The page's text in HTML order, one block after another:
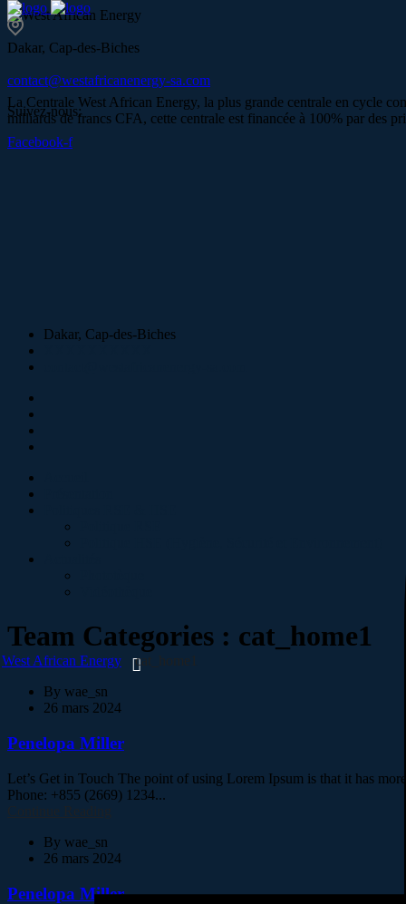
La Centrale West African Energy, la plus grande centrale en cycle
milliards de francs CFA, cette centrale est financée à 100% par des
Dakar, Cap-des-Biches
Dakar, Cap-des-Biches
contact@westafricanenergy-sa.com
Suivez-nous:
Facebook-f
Team Categories : cat_home1
West African Energy
cat_home1
By wae_sn
26 mars 2024
Penelopa Miller
Let’s Get in Touch The point of using Lorem Ipsum is that it has
Phone: +855 (2669) 1234...
By wae_sn
26 mars 2024
Penelopa Miller